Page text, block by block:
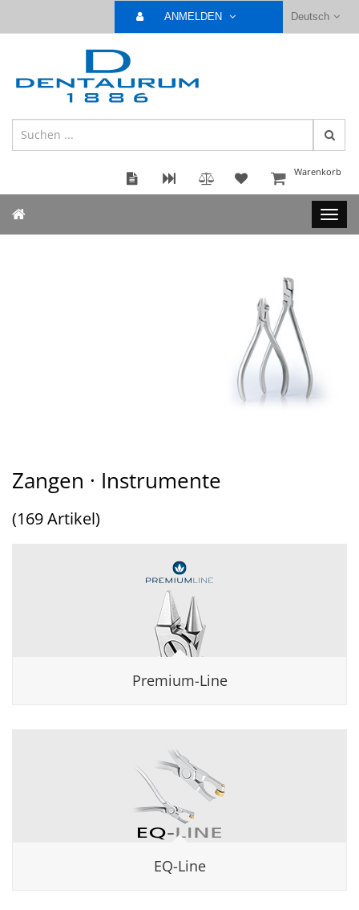
Deutsch
ANMELDEN
Warenkorb
Zangen · Instrumente
(169 Artikel)
Premium-Line
EQ-Line